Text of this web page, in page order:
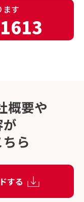
ます
概要や
ら
する